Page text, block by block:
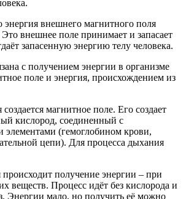
энергия внешнего магнитного поля
внешнее поле принимает и запасает
запасенную энергию телу человека.
с получением энергии в организме
поле и энергия, происхождением из
магнитное поле. Его создает
кислород, соединенный с
элементами (гемоглобином крови,
цепи). Для процесса дыхания
получение энергии – при
веществ. Процесс идёт без кислорода и
Энергии мало, но получить её можно